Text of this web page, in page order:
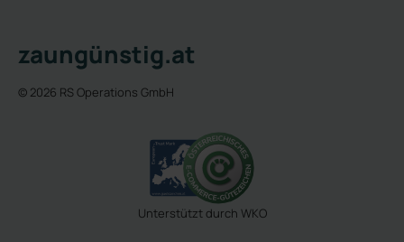
zaungünstig.at
© 2026 RS Operations GmbH
Unterstützt durch WKO